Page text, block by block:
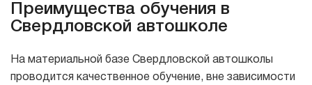
Преимущества обучения в
Свердловской автошколе
На материальной базе Свердловской автошколы
проводится качественное обучение, вне зависимости